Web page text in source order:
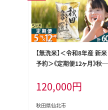
【無洗米】＜令和8年産 新米
予約＞《定期便12ヶ月》秋田
×1袋) ×12回 5キロ お米
匠 [サンファーム西木 米5kg
米 5kg 米 5kg定期便 お米
120,000円
秋田県仙北市